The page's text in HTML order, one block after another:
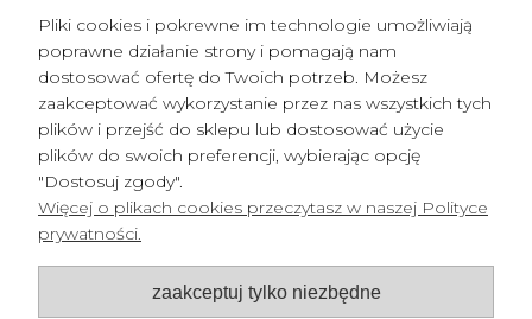
Płatności i dostawa
Pliki cookies i pokrewne im technologie umożliwiają
poprawne działanie strony i pomagają nam
dostosować ofertę do Twoich potrzeb. Możesz
zaakceptować wykorzystanie przez nas wszystkich tych
plików i przejść do sklepu lub dostosować użycie
plików do swoich preferencji, wybierając opcję
"Dostosuj zgody".
Więcej o plikach cookies przeczytasz w naszej Polityce
prywatności.
zaakceptuj tylko niezbędne